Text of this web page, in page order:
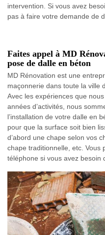
intervention. Si vous avez
pas à faire votre demande de
Faites appel à MD
pose de dalle en béton
MD Rénovation est une
maçonnerie dans toute la ville
Avec les expériences que
années d’activités, nous
l’installation de votre dalle en
pour que la surface soit bien
d’abord une chape selon vos
chape traditionnelle, etc. Vous
téléphone si vous avez besoin